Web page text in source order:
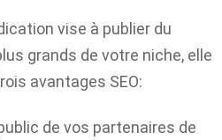
vise à publier du
grands de votre niche, elle
avantages SEO:
de vos partenaires de